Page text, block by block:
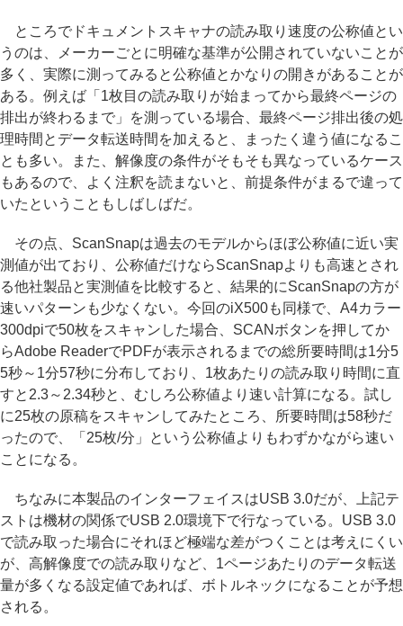
ところでドキュメントスキャナの読み取り速度の公称値とい
うのは、メーカーごとに明確な基準が公開されていないことが
多く、実際に測ってみると公称値とかなりの開きがあることが
ある。例えば「1枚目の読み取りが始まってから最終ページの
排出が終わるまで」を測っている場合、最終ページ排出後の処
理時間とデータ転送時間を加えると、まったく違う値になるこ
とも多い。また、解像度の条件がそもそも異なっているケース
もあるので、よく注釈を読まないと、前提条件がまるで違って
いたということもしばしばだ。
その点、ScanSnapは過去のモデルからほぼ公称値に近い実
測値が出ており、公称値だけならScanSnapよりも高速とされ
る他社製品と実測値を比較すると、結果的にScanSnapの方が
速いパターンも少なくない。今回のiX500も同様で、A4カラー
300dpiで50枚をスキャンした場合、SCANボタンを押してか
らAdobe ReaderでPDFが表示されるまでの総所要時間は1分5
5秒～1分57秒に分布しており、1枚あたりの読み取り時間に直
すと2.3～2.34秒と、むしろ公称値より速い計算になる。試し
に25枚の原稿をスキャンしてみたところ、所要時間は58秒だ
ったので、「25枚/分」という公称値よりもわずかながら速い
ことになる。
ちなみに本製品のインターフェイスはUSB 3.0だが、上記テ
ストは機材の関係でUSB 2.0環境下で行なっている。USB 3.0
で読み取った場合にそれほど極端な差がつくことは考えにくい
が、高解像度での読み取りなど、1ページあたりのデータ転送
量が多くなる設定値であれば、ボトルネックになることが予想
される。